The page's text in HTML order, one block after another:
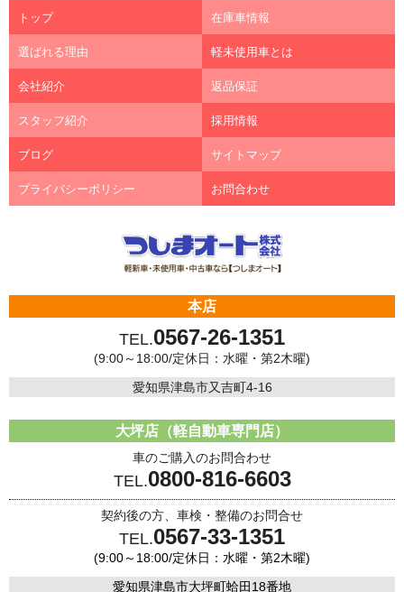
トップ 在庫車情報
選ばれる理由 軽未使用車とは
会社紹介 返品保証
スタッフ紹介 採用情報
ブログ サイトマップ
プライバシーポリシー お問合わせ
本店
TEL.0567-26-1351
(9:00～18:00/定休日：水曜・第2木曜)
愛知県津島市又吉町4-16
大坪店（軽自動車専門店）
車のご購入のお問合わせ
TEL.0800-816-6603
契約後の方、車検・整備のお問合せ
TEL.0567-33-1351
(9:00～18:00/定休日：水曜・第2木曜)
愛知県津島市大坪町蛤田18番地